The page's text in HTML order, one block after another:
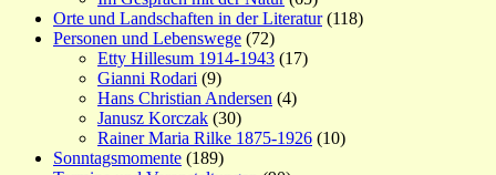
Orte und Landschaften in der Literatur(118)
Personen und Lebenswege (72)
Etty Hillesum 1914-1943 (17)
Gianni Rodari (9)
Hans Christian Andersen (4)
Janusz Korczak (30)
Rainer Maria Rilke 1875-1926 (10)
Sonntagsmomente (189)